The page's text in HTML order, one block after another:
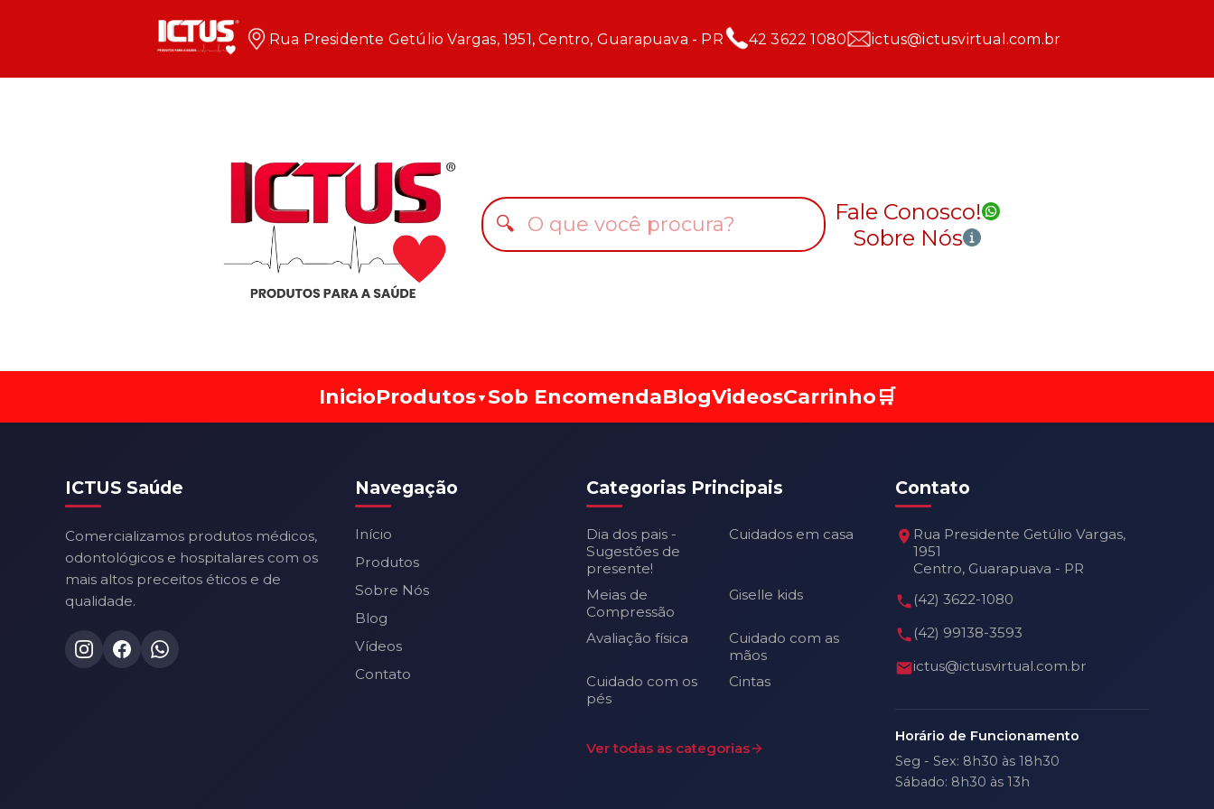
Rua Presidente Getúlio Vargas, 1951, Centro, Guarapuava - PR 42 3622 1080 ictus@ictusvirtual.com.br
🔍
Fale Conosco!
Sobre Nós
InicioProdutos▼ Sob EncomendaBlogVideosCarrinho🛒
ICTUS Saúde
Comercializamos produtos médicos,
odontológicos e hospitalares com os
mais altos preceitos éticos e de
qualidade.
Navegação
Início
Produtos
Sobre Nós
Blog
Vídeos
Contato
Categorias Principais
Dia dos pais -
Sugestões de
presente!
Cuidados em casa
Meias de
Compressão
Giselle kids
Avaliação física
Cuidado com as
mãos
Cuidado com os
pés
Cintas
Ver todas as categorias
Contato
Rua Presidente Getúlio Vargas,
1951
Centro, Guarapuava - PR
(42) 3622-1080
(42) 99138-3593
ictus@ictusvirtual.com.br
Horário de Funcionamento
Seg - Sex: 8h30 às 18h30
Sábado: 8h30 às 13h